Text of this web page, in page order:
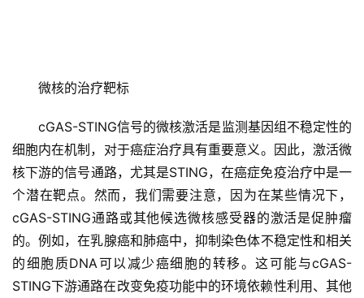
微核的治疗靶标
cGAS-STING信号的微核激活是监测基因组不稳定性的
细胞内在机制，对于癌症治疗具有重要意义。因此，激活微
核下游的信号通路，尤其是STING，在癌症免疫治疗中是一
个潜在靶点。然而，我们需要注意，因为在某些情况下，
cGAS-STING通路或其他候选微核感受器的激活是促肿瘤
的。例如，在乳腺癌和肺癌中，抑制染色体不稳定性和相关
的细胞质DNA可以减少癌细胞的转移。这可能与cGAS-
STING下游通路在改变免疫功能中的环境依赖性利用、其他